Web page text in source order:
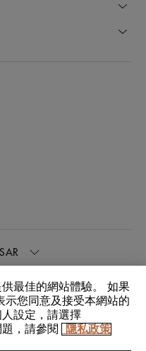
最佳的網站體驗。 如果
示您同意及接受本網站的
設定，請選擇
題，請參閱
隱私政策